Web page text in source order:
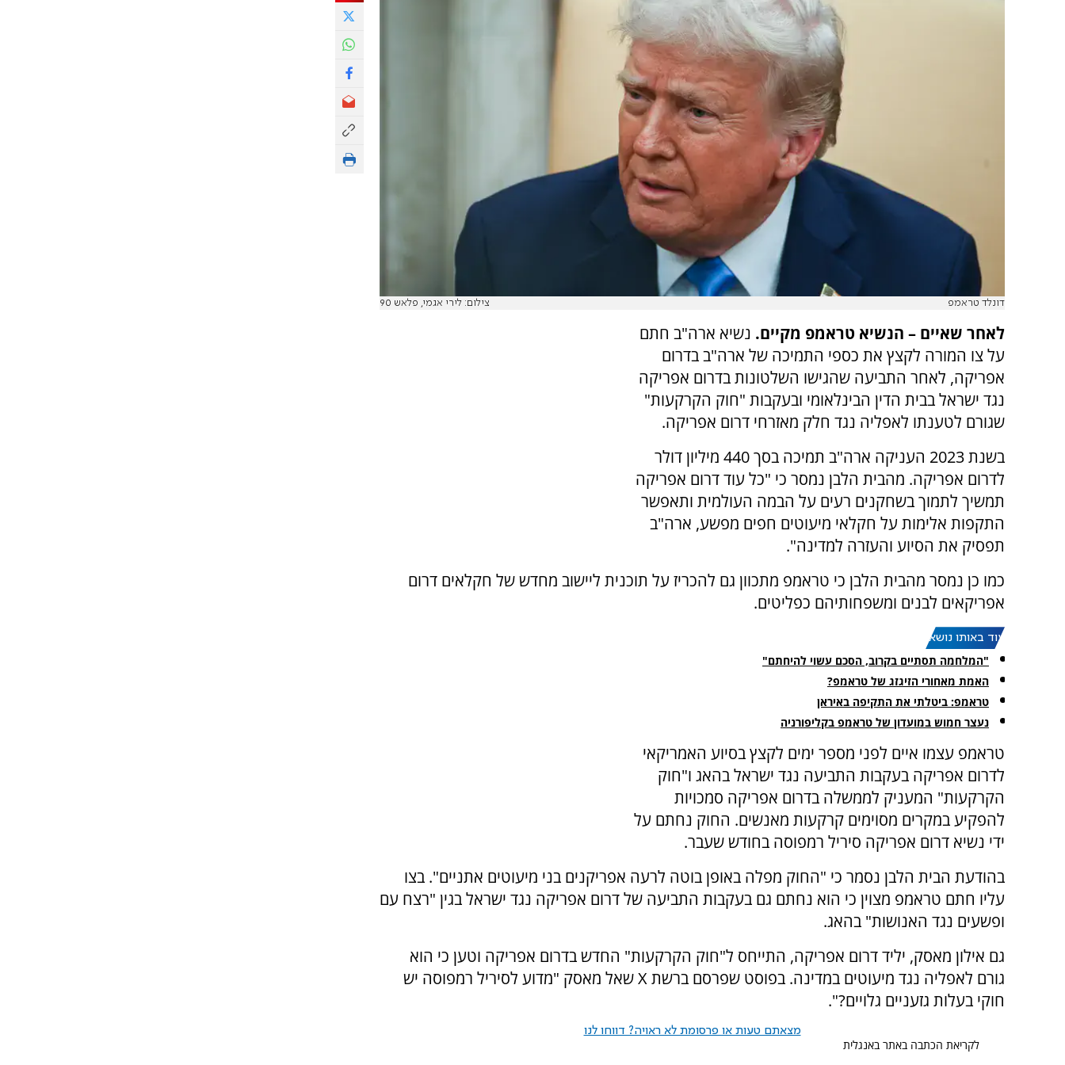
דונלד טראמפ צילום: לירי אגמי, פלאש 90
לאחר שאיים – הנשיא טראמפ מקיים. נשיא ארה"ב חתם
על צו המורה לקצץ את כספי התמיכה של ארה"ב בדרום
אפריקה, לאחר התביעה שהגישו השלטונות בדרום אפריקה
נגד ישראל בבית הדין הבינלאומי ובעקבות "חוק הקרקעות"
שגורם לטענתו לאפליה נגד חלק מאזרחי דרום אפריקה.
בשנת 2023 העניקה ארה"ב תמיכה בסך 440 מיליון דולר
לדרום אפריקה. מהבית הלבן נמסר כי "כל עוד דרום אפריקה
תמשיך לתמוך בשחקנים רעים על הבמה העולמית ותאפשר
התקפות אלימות על חקלאי מיעוטים חפים מפשע, ארה"ב
תפסיק את הסיוע והעזרה למדינה".
כמו כן נמסר מהבית הלבן כי טראמפ מתכוון גם להכריז על תוכנית ליישוב מחדש של חקלאים דרום
אפריקאים לבנים ומשפחותיהם כפליטים.
עוד באותו נושא:
"המלחמה תסתיים בקרוב, הסכם עשוי להיחתם"
האמת מאחורי הזיגזג של טראמפ?
טראמפ: ביטלתי את התקיפה באיראן
נעצר חמוש במועדון של טראמפ בקליפורניה
טראמפ עצמו איים לפני מספר ימים לקצץ בסיוע האמריקאי
לדרום אפריקה בעקבות התביעה נגד ישראל בהאג ו"חוק
הקרקעות" המעניק לממשלה בדרום אפריקה סמכויות
להפקיע במקרים מסוימים קרקעות מאנשים. החוק נחתם על
ידי נשיא דרום אפריקה סיריל רמפוסה בחודש שעבר.
בהודעת הבית הלבן נסמר כי "החוק מפלה באופן בוטה לרעה אפריקנים בני מיעוטים אתניים". בצו
עליו חתם טראמפ מצוין כי הוא נחתם גם בעקבות התביעה של דרום אפריקה נגד ישראל בגין "רצח עם
ופשעים נגד האנושות" בהאג.
גם אילון מאסק, יליד דרום אפריקה, התייחס ל"חוק הקרקעות" החדש בדרום אפריקה וטען כי הוא
גורם לאפליה נגד מיעוטים במדינה. בפוסט שפרסם ברשתXשאל מאסק "מדוע לסיריל רמפוסה יש
חוקי בעלות גזעניים גלויים?".
מצאתם טעות או פרסומת לא ראויה? דווחו לנו
לקריאת הכתבה באתר באנגלית